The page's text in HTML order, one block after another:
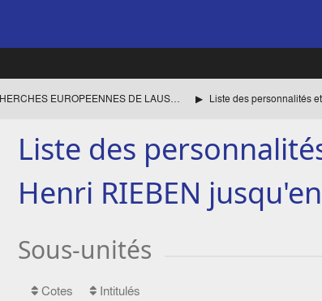
CENTRE DE RECHERCHES EUROPEENNES DE LAUSANNE
Liste des
Henri RIEBEN
Sous-unités
Cotes
Intitulés